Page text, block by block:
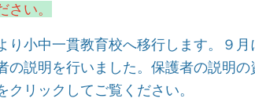
さい。
小中一貫教育校へ移行します。９
者の説明を行いました。保護者
クリックしてご覧ください。